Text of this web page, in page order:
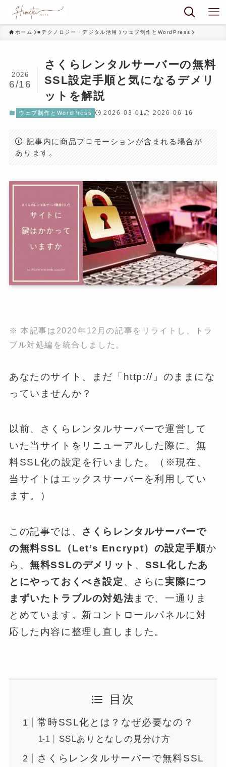
ホーム ■テクノロジー・デジタル活用 ウェブ制作とWordPress
さくらレンタルサーバーの無料
SSL設定手順と気になるデメリ
ットを解説
2026
6/16
ウェブ制作とWordPress 2026-03-01 2026-06-16
記事内に商品プロモーションが含まれる場合が
あります。
※ 本記事は2020年12月の記事をリライトし、トラ
ブル対処編を統合しました。
あなたのサイト、まだ「http://」のままにな
っていませんか？
以前、さくらレンタルサーバーで運営して
いた当サイトをリニューアルした際に、無
料SSL化の設定を行いました。（※現在、
当サイトはエックスサーバーを利用してい
ます。）
この記事では、 さくらレンタルサーバーで
の無料SSL（Let’s Encrypt）の設定手順か
ら、無料SSLのデメリット 、 SSL化したあ
とにやっておくべき設定 、さらに実際につ
まずいたトラブルの対処法まで、一通りま
とめています。新コントロールパネルに対
応した内容に整理し直しました。
目次
常時SSL化とは？なぜ必要なの？
SSLありとなしの見分け方
さくらレンタルサーバーで無料SSL